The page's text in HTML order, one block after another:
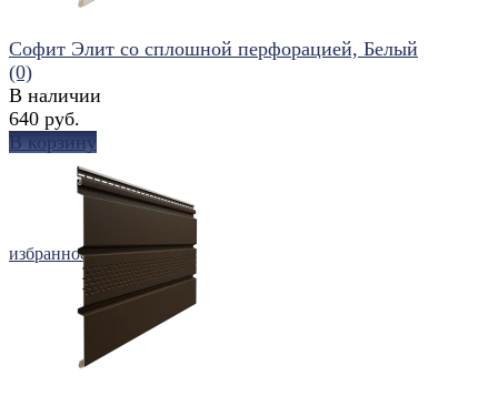
избранное сравнить
Софит Элит со сплошной перфорацией, Белый
(0)
В наличии
640 руб.
В корзину